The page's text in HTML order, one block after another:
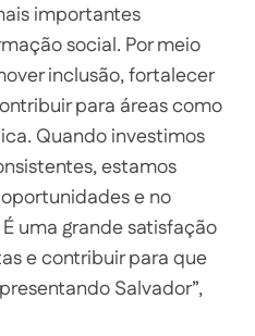
importantes
social. Por meio
inclusão, fortalecer
para áreas como
Quando investimos
estamos
e no
uma grande satisfação
e contribuir para que
Salvador”,